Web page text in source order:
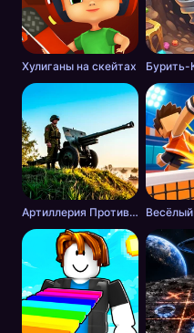
Хулиганы на скейтах Бурить-
Артиллерия Против Танков